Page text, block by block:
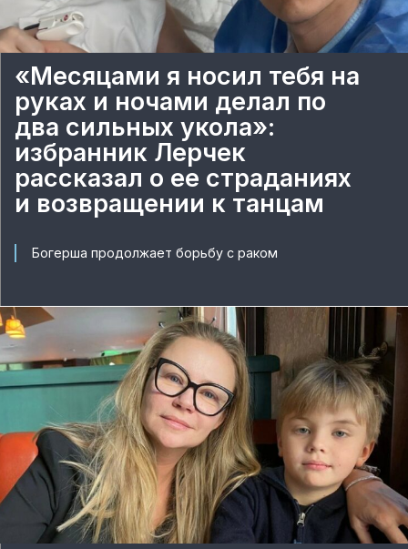
«Месяцами я носил тебя на
руках и ночами делал по
два сильных укола»:
избранник Лерчек
рассказал о ее страданиях
и возвращении к танцам
Богерша продолжает борьбу с раком